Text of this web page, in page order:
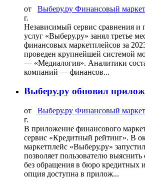
от Выберу.ру Финансовый
г.
Независимый сервис сравнения и
услуг «Выберу.ру» занял третье
финансовых маркетплейсов за
проведен крупнейшей системой
— «Медиалогия». Аналитики
компаний — финансов...
Выберу.ру обновил
от Выберу.ру Финансовый
г.
В приложение финансового
сервис «Кредитный рейтинг». В
маркетплейс «Выберу.ру»
позволяет пользователю
без обращения в бюро кредитных
опция доступна в прилож...